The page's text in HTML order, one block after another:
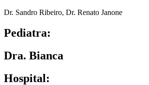
Dr. Sandro Ribeiro, Dr. Renato Janone
Pediatra:
Dra. Bianca
Hospital: